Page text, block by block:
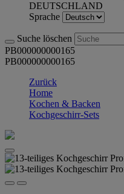
DEUTSCHLAND
Sprache
Suche löschen
PB000000000165
PB000000000165
Zurück
Home
Kochen & Backen
Kochgeschirr-Sets